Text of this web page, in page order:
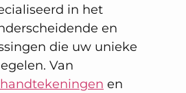
in het
en
die uw unieke
Van
en